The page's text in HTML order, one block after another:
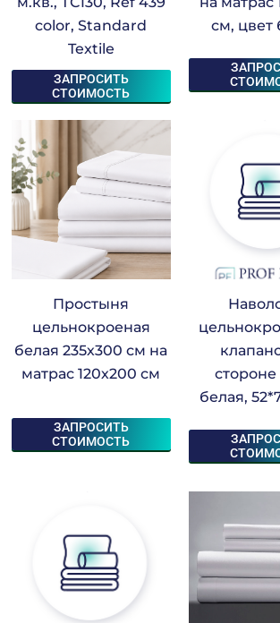
color, Standard
Textile
ЗАПРОСИТЬ
СТОИМОСТЬ
см, цвет
Простыня
цельнокроеная
белая 235х300 см на
матрас 120х200 см
ЗАПРОСИТЬ
СТОИМОСТЬ
стороне
белая,